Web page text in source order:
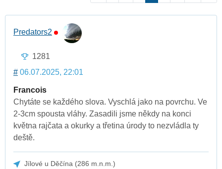
Predators2
1281
# 06.07.2025, 22:01
Francois
Chytáte se každého slova. Vyschlá jako na povrchu. Ve
2-3cm spousta vláhy. Zasadili jsme někdy na konci
května rajčata a okurky a třetina úrody to nezvládla ty
deště.
Jílové u Děčína (286 m.n.m.)